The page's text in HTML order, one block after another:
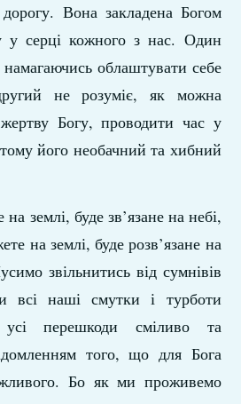
Вона закладена Богом
у серці кожного з нас. Один
намагаючись облаштувати себе
не розуміє, як можна
Богу, проводити час у
його необачний та хибний
землі, буде зв’язане на небі,
на землі, буде розв’язане на
звільнитись від сумнівів
всі наші смутки і турботи
перешкоди сміливо та
того, що для Бога
Бо як ми проживемо